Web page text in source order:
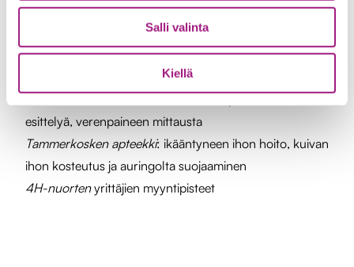
Salli valinta
Kiellä
Miracle-apuvälineet: apuvälineitä esitteillä ja myynnissä
Öga Pieni Silmäsairaala: 100 kpl etuseteleitä, jolla saa
toimistomaksun (20€) veloituksetta. Paikalla optikko tai
sairaanhoitaja tapahtuman ajan
esittelyä, verenpaineen mittausta
Tammerkosken apteekki: ikääntyneen ihon hoito, kuivan
ihon kosteutus ja auringolta suojaaminen
4H-nuortenyrittäjien myyntipisteet